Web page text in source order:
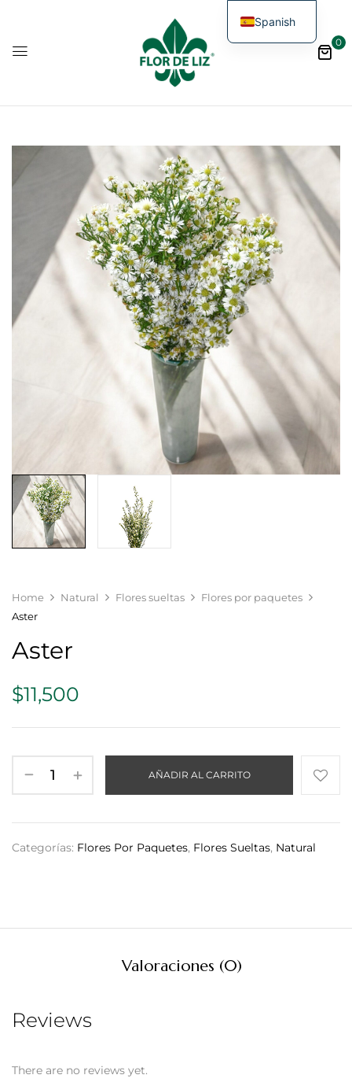
0
Home Natural Flores sueltas
Flores por paquetes
Aster
Aster
$11,500
AÑADIR AL CARRITO
Categorías: Flores Por Paquetes, Flores Sueltas, Natural
Valoraciones (0)
Reviews
There are no reviews yet.
Spanish